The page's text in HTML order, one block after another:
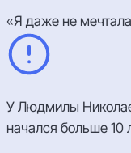
«Я даже не
У Людмилы
начался больше 10